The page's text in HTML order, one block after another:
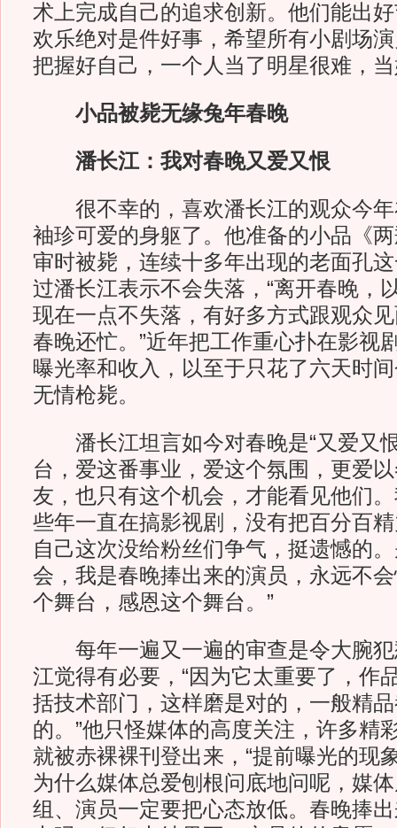
术上完成自己的追求创新。他们能出
欢乐绝对是件好事，希望所有小剧场
把握好自己，一个人当了明星很难，
小品被毙无缘兔年春晚
潘长江：我对春晚又爱又恨
很不幸的，喜欢潘长江的观众今年
袖珍可爱的身躯了。他准备的小品《
审时被毙，连续十多年出现的老面孔
过潘长江表示不会失落，“离开春晚，
现在一点不失落，有好多方式跟观众
春晚还忙。”近年把工作重心扑在影视
曝光率和收入，以至于只花了六天时
无情枪毙。
潘长江坦言如今对春晚是“又爱又恨
台，爱这番事业，爱这个氛围，更爱
友，也只有这个机会，才能看见他们
些年一直在搞影视剧，没有把百分百
自己这次没给粉丝们争气，挺遗憾的
会，我是春晚捧出来的演员，永远不
个舞台，感恩这个舞台。”
每年一遍又一遍的审查是令大腕犯
江觉得有必要，“因为它太重要了，作
括技术部门，这样磨是对的，一般精
的。”他只怪媒体的高度关注，许多精
就被赤裸裸刊登出来，“提前曝光的现
为什么媒体总爱刨根问底地问呢，媒
组、演员一定要把心态放低。春晚捧